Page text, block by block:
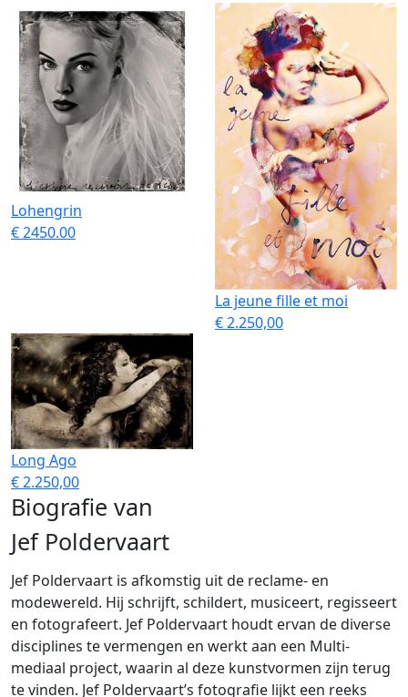
Lohengrin
€ 2450.00
La jeune fille et moi
€ 2.250,00
Long Ago
€ 2.250,00
Biografie van
Jef Poldervaart
Jef Poldervaart is afkomstig uit de reclame- en
modewereld. Hij schrijft, schildert, musiceert, regisseert
en fotografeert. Jef Poldervaart houdt ervan de diverse
disciplines te vermengen en werkt aan een Multi-
mediaal project, waarin al deze kunstvormen zijn terug
te vinden. Jef Poldervaart’s fotografie lijkt een reeks